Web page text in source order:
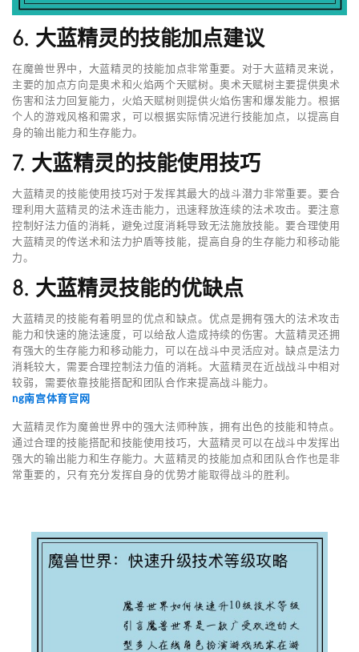
6. 大蓝精灵的技能加点建议
在魔兽世界中，大蓝精灵的技能加点非常重要。对于大蓝精灵来说，
主要的加点方向是奥术和火焰两个天赋树。奥术天赋树主要提供奥术
伤害和法力回复能力，火焰天赋树则提供火焰伤害和爆发能力。根据
个人的游戏风格和需求，可以根据实际情况进行技能加点，以提高自
身的输出能力和生存能力。
7. 大蓝精灵的技能使用技巧
大蓝精灵的技能使用技巧对于发挥其最大的战斗潜力非常重要。要合
理利用大蓝精灵的法术连击能力，迅速释放连续的法术攻击。要注意
控制好法力值的消耗，避免过度消耗导致无法施放技能。要合理使用
大蓝精灵的传送术和法力护盾等技能，提高自身的生存能力和移动能
力。
8. 大蓝精灵技能的优缺点
大蓝精灵的技能有着明显的优点和缺点。优点是拥有强大的法术攻击
能力和快速的施法速度，可以给敌人造成持续的伤害。大蓝精灵还拥
有强大的生存能力和移动能力，可以在战斗中灵活应对。缺点是法力
消耗较大，需要合理控制法力值的消耗。大蓝精灵在近战战斗中相对
较弱，需要依靠技能搭配和团队合作来提高战斗能力。
ng南宫体育官网
大蓝精灵作为魔兽世界中的强大法师种族，拥有出色的技能和特点。
通过合理的技能搭配和技能使用技巧，大蓝精灵可以在战斗中发挥出
强大的输出能力和生存能力。大蓝精灵的技能加点和团队合作也是非
常重要的，只有充分发挥自身的优势才能取得战斗的胜利。